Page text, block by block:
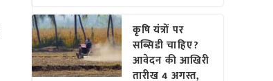
कृषि यंत्रों पर
सब्सिडी चाहिए?
आवेदन की आखिरी
तारीख 4 अगस्त,